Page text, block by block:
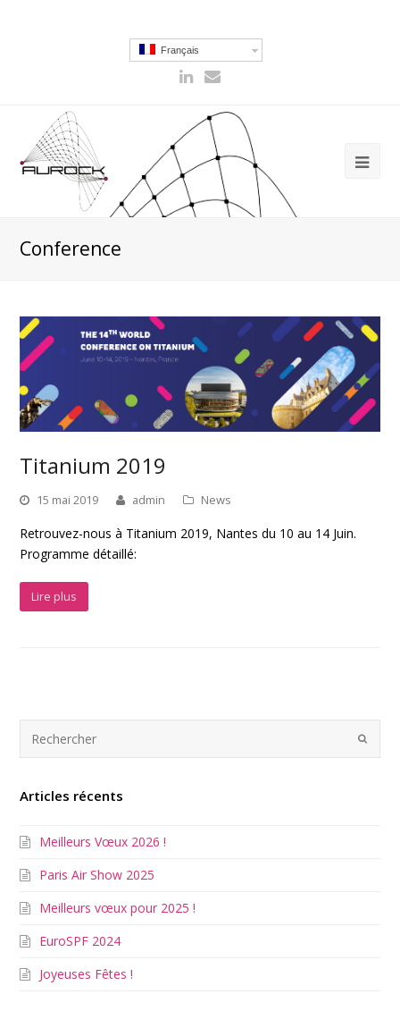
Français
Conference
Titanium 2019
15 mai 2019 admin News
Retrouvez-nous à Titanium 2019, Nantes du 10 au 14 Juin.
Programme détaillé:
Lire plus
Articles récents
Meilleurs Vœux 2026 !
Paris Air Show 2025
Meilleurs vœux pour 2025 !
EuroSPF 2024
Joyeuses Fêtes !